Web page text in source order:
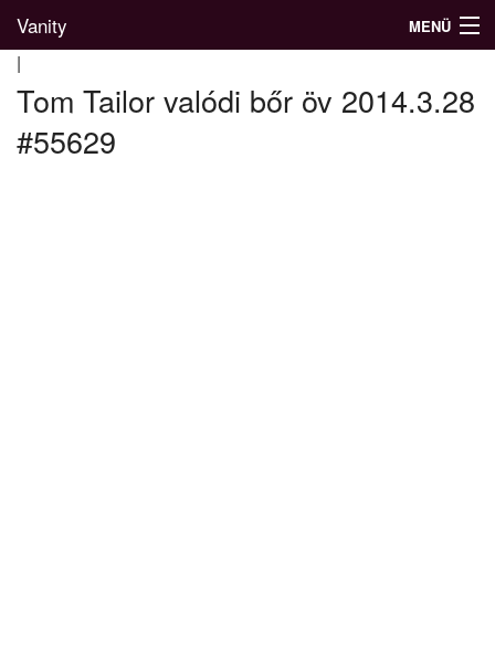
Vanity MENÜ
Divatblog
|
Tom Tailor valódi bőr öv 2014.3.28
#55629